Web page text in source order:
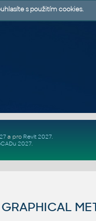
a pro Revit 2027.
2027.
s použitím cookies.